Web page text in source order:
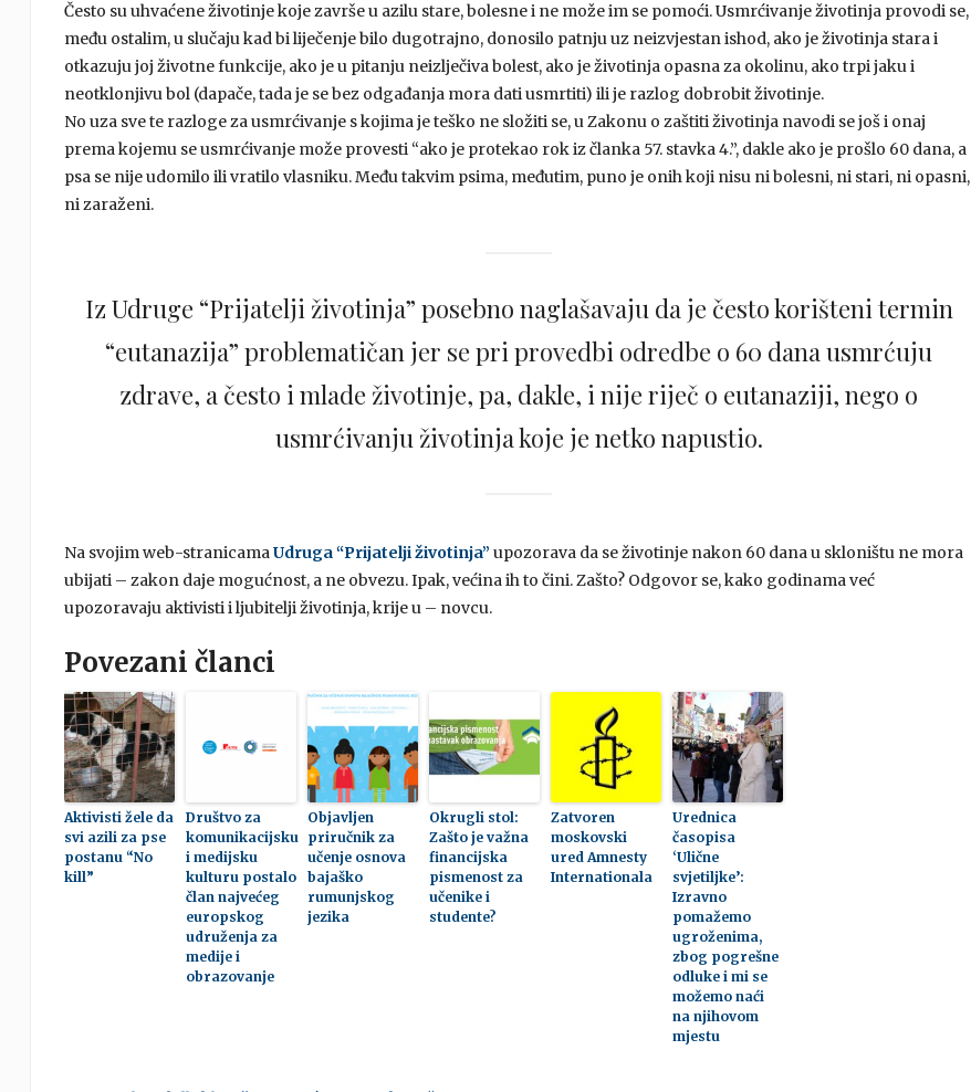
Često su uhvaćene životinje koje završe u azilu stare, bolesne i ne može im se pomoći. Usmrćivanje životinja provodi se,
među ostalim, u slučaju kad bi liječenje bilo dugotrajno, donosilo patnju uz neizvjestan ishod, ako je životinja stara i
otkazuju joj životne funkcije, ako je u pitanju neizlječiva bolest, ako je životinja opasna za okolinu, ako trpi jaku i
neotklonjivu bol (dapače, tada je se bez odgađanja mora dati usmrtiti) ili je razlog dobrobit životinje.
No uza sve te razloge za usmrćivanje s kojima je teško ne složiti se, u Zakonu o zaštiti životinja navodi se još i onaj
prema kojemu se usmrćivanje može provesti “ako je protekao rok iz članka 57. stavka 4.”, dakle ako je prošlo 60 dana, a
psa se nije udomilo ili vratilo vlasniku. Među takvim psima, međutim, puno je onih koji nisu ni bolesni, ni stari, ni opasni,
ni zaraženi.
Iz Udruge “Prijatelji životinja” posebno naglašavaju da je često korišteni termin
“eutanazija” problematičan jer se pri provedbi odredbe o 60 dana usmrćuju
zdrave, a često i mlade životinje, pa, dakle, i nije riječ o eutanaziji, nego o
usmrćivanju životinja koje je netko napustio.
Na svojim web-stranicamaUdruga “Prijatelji životinja” upozorava da se životinje nakon 60 dana u skloništu ne mora
ubijati – zakon daje mogućnost, a ne obvezu. Ipak, većina ih to čini. Zašto? Odgovor se, kako godinama već
upozoravaju aktivisti i ljubitelji životinja, krije u – novcu.
Povezani članci
Aktivisti žele da
svi azili za pse
postanu “No
kill”
Društvo za
komunikacijsku
i medijsku
kulturu postalo
član najvećeg
europskog
udruženja za
medije i
obrazovanje
Objavljen
priručnik za
učenje osnova
bajaško
rumunjskog
jezika
Okrugli stol:
Zašto je važna
financijska
pismenost za
učenike i
studente?
Zatvoren
moskovski
ured Amnesty
Internationala
Urednica
časopisa
‘Ulične
svjetiljke’:
Izravno
pomažemo
ugroženima,
zbog pogrešne
odluke i mi se
možemo naći
na njihovom
mjestu